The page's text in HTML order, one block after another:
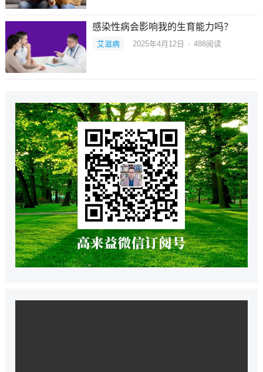
感染性病会影响我的生育能力吗？
艾滋病 2025年4月12日 · 488阅读